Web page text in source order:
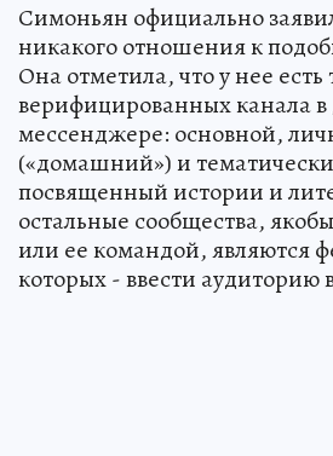
Симоньян официально
никакого отношения к
Она отметила, что у нее есть
верифицированных канала
мессенджере: основной,
(«домашний») и
посвященный истории и
остальные сообщества,
или ее командой, являются
которых - ввести аудиторию